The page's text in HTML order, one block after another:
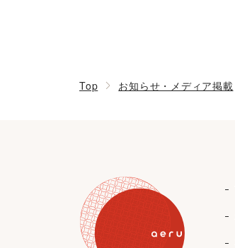
Top お知らせ・メディア掲載